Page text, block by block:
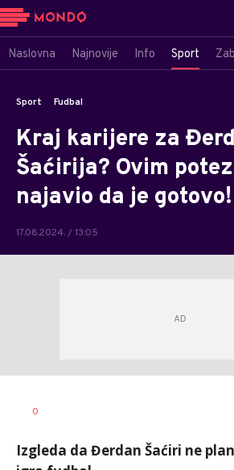
Naslovna Najnovije Info Sport
Sport Fudbal
Kraj karijere za
Šaćirija? Ovim
najavio da je gotovo!
17.08.2024. / 13:05
AUTOR
0
Izgleda da Đerdan Šaćiri ne